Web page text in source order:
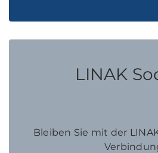
LINAK
Bleiben Sie mit der